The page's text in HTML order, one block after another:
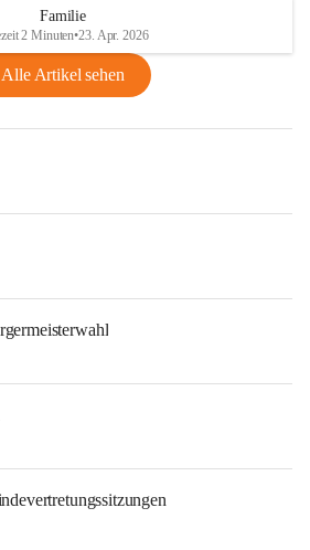
Familie
2 Minuten•23. Apr. 2026
Alle Artikel sehen